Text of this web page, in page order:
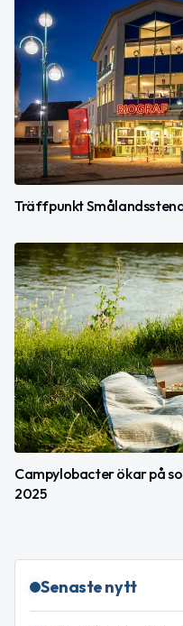
Träffpunkt
Campylobacter ökar på
2025
Senaste nytt